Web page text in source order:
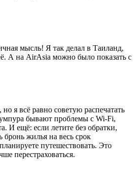
мысль! Я так делал в Таиланд,
А на AirAsia можно было показать с
я всё равно советую распечатать
бывают проблемы с Wi-Fi,
И ещё: если летите без обратки,
бронь жилья на весь срок
путешествовать. Это
перестраховаться.